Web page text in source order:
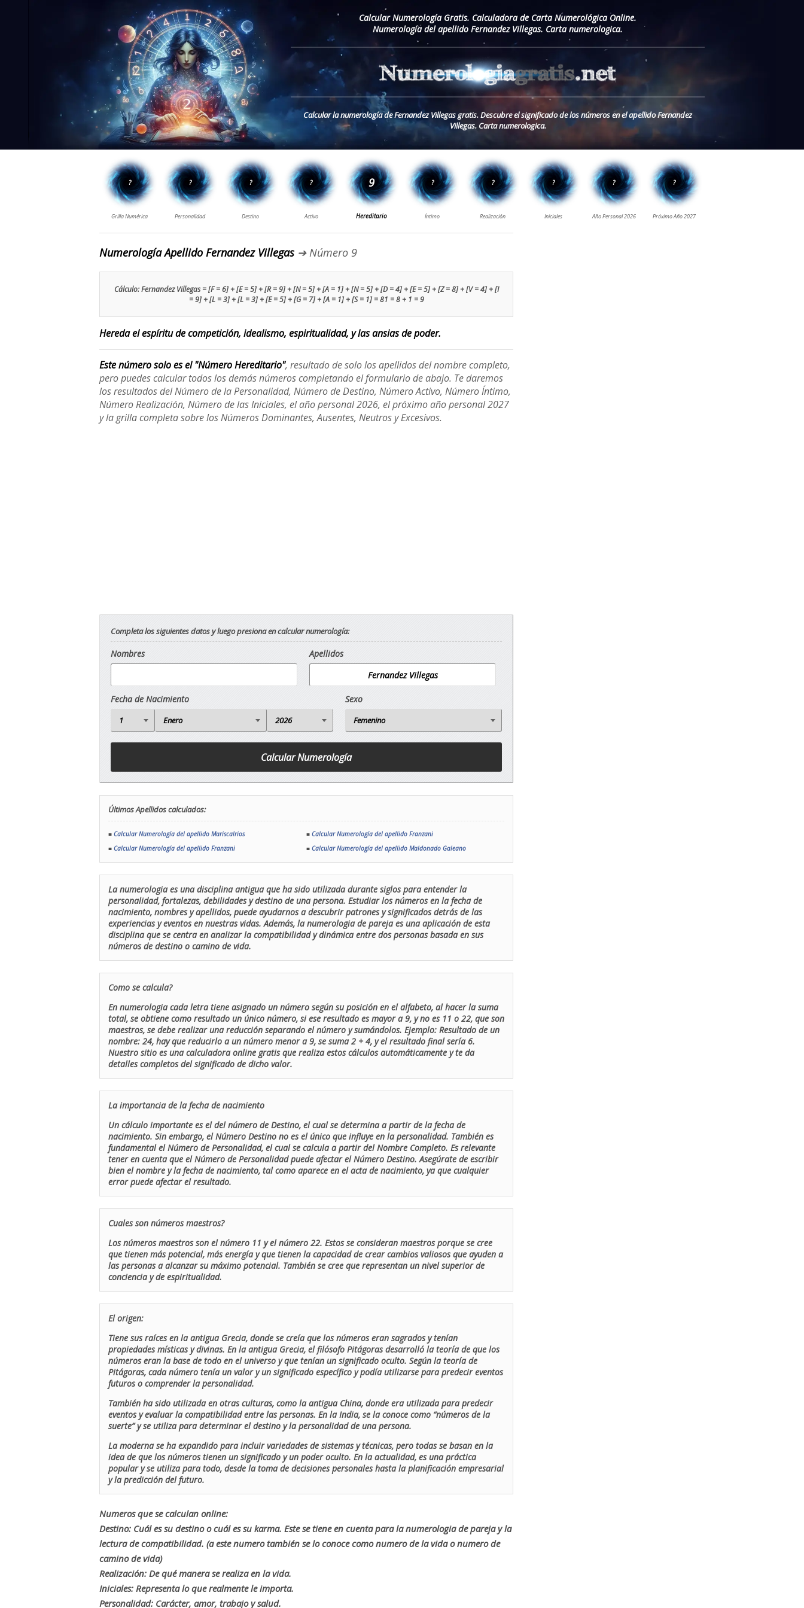
Calcular Numerología Gratis. Calculadora de Carta Numerológica Online.
Numerología del apellido Fernandez Villegas. Carta numerologica.
Calcular la numerología de Fernandez Villegas gratis. Descubre el significado de los números en el apellido Fernandez
Villegas. Carta numerologica.
Numerología Apellido Fernandez Villegas ➔ Número 9
Cálculo: Fernandez Villegas = [F = 6] + [E = 5] + [R = 9] + [N = 5] + [A = 1] + [N = 5] + [D = 4] + [E = 5] + [Z = 8] + [V = 4] + [I
= 9] + [L = 3] + [L = 3] + [E = 5] + [G = 7] + [A = 1] + [S = 1] = 81 = 8 + 1 = 9
Hereda el espíritu de competición, idealismo, espiritualidad, y las ansias de poder.
Este número solo es el "Número Hereditario", resultado de solo los apellidos del nombre completo,
pero puedes calcular todos los demás números completando el formulario de abajo. Te daremos
los resultados del Número de la Personalidad, Número de Destino, Número Activo, Número Íntimo,
Número Realización, Número de las Iniciales, el año personal 2026, el próximo año personal 2027
y la grilla completa sobre los Números Dominantes, Ausentes, Neutros y Excesivos.
Completa los siguientes datos y luego presiona en calcular numerología:
Nombres Apellidos
Fecha de Nacimiento Sexo
Últimos Apellidos calculados:
■ Calcular Numerología del apellido Mariscalrios ■ Calcular Numerología del apellido Franzani
■ Calcular Numerología del apellido Franzani ■ Calcular Numerología del apellido Maldonado Galeano
La numerologia es una disciplina antigua que ha sido utilizada durante siglos para entender la
personalidad, fortalezas, debilidades y destino de una persona. Estudiar los números en la fecha de
nacimiento, nombres y apellidos, puede ayudarnos a descubrir patrones y significados detrás de las
experiencias y eventos en nuestras vidas. Además, la numerologia de pareja es una aplicación de esta
disciplina que se centra en analizar la compatibilidad y dinámica entre dos personas basada en sus
números de destino o camino de vida.
Como se calcula?
En numerologia cada letra tiene asignado un número según su posición en el alfabeto, al hacer la suma
total, se obtiene como resultado un único número, si ese resultado es mayor a 9, y no es 11 o 22, que son
maestros, se debe realizar una reducción separando el número y sumándolos. Ejemplo: Resultado de un
nombre: 24, hay que reducirlo a un número menor a 9, se suma 2 + 4, y el resultado final sería 6.
Nuestro sitio es una calculadora online gratis que realiza estos cálculos automáticamente y te da
detalles completos del significado de dicho valor.
La importancia de la fecha de nacimiento
Un cálculo importante es el del número de Destino, el cual se determina a partir de la fecha de
nacimiento. Sin embargo, el Número Destino no es el único que influye en la personalidad. También es
fundamental el Número de Personalidad, el cual se calcula a partir del Nombre Completo. Es relevante
tener en cuenta que el Número de Personalidad puede afectar el Número Destino. Asegúrate de escribir
bien el nombre y la fecha de nacimiento, tal como aparece en el acta de nacimiento, ya que cualquier
error puede afectar el resultado.
Cuales son números maestros?
Los números maestros son el número 11 y el número 22. Estos se consideran maestros porque se cree
que tienen más potencial, más energía y que tienen la capacidad de crear cambios valiosos que ayuden a
las personas a alcanzar su máximo potencial. También se cree que representan un nivel superior de
conciencia y de espiritualidad.
El origen:
Tiene sus raíces en la antigua Grecia, donde se creía que los números eran sagrados y tenían
propiedades místicas y divinas. En la antigua Grecia, el filósofo Pitágoras desarrolló la teoría de que los
números eran la base de todo en el universo y que tenían un significado oculto. Según la teoría de
Pitágoras, cada número tenía un valor y un significado específico y podía utilizarse para predecir eventos
futuros o comprender la personalidad.
También ha sido utilizada en otras culturas, como la antigua China, donde era utilizada para predecir
eventos y evaluar la compatibilidad entre las personas. En la India, se la conoce como “números de la
suerte” y se utiliza para determinar el destino y la personalidad de una persona.
La moderna se ha expandido para incluir variedades de sistemas y técnicas, pero todas se basan en la
idea de que los números tienen un significado y un poder oculto. En la actualidad, es una práctica
popular y se utiliza para todo, desde la toma de decisiones personales hasta la planificación empresarial
y la predicción del futuro.
Numeros que se calculan online:
Destino: Cuál es su destino o cuál es su karma. Este se tiene en cuenta para la numerologia de pareja y la
lectura de compatibilidad. (a este numero también se lo conoce como numero de la vida o numero de
camino de vida)
Realización: De qué manera se realiza en la vida.
Iniciales: Representa lo que realmente le importa.
Personalidad: Carácter, amor, trabajo y salud.